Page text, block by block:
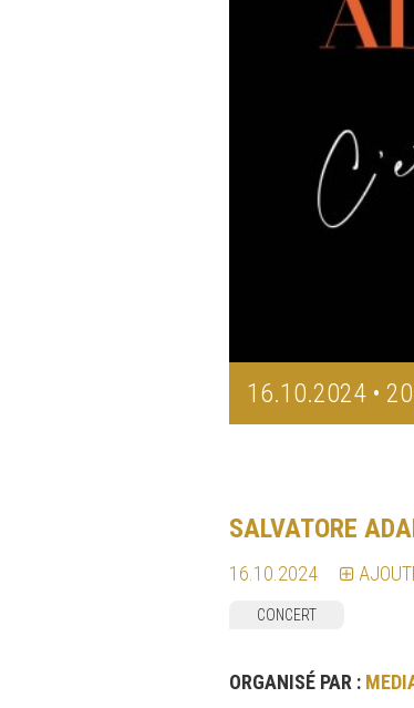
16.10.2024 •
SALVATORE
16.10.2024
CONCERT
ORGANISÉ PAR :